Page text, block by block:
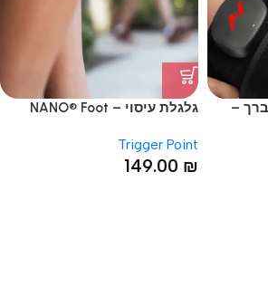
–
גלגלת עיסוי – NANO® Foot
Trigger Point
149.00 ₪